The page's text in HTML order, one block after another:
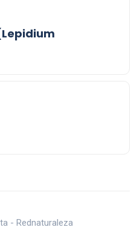
- Rednaturaleza